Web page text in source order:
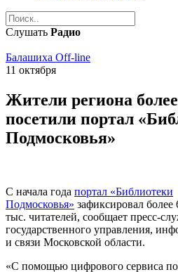
Слушать Радио
Балашиха Off-line
11 октября
Жители региона
посетили портал
Подмосковья»
С начала года портал «Библиотеки
Подмосковья» зафиксировал
тыс. читателей, сообщает пресс-
государственного управления,
и связи Московской области.
«С помощью цифрового сервиса